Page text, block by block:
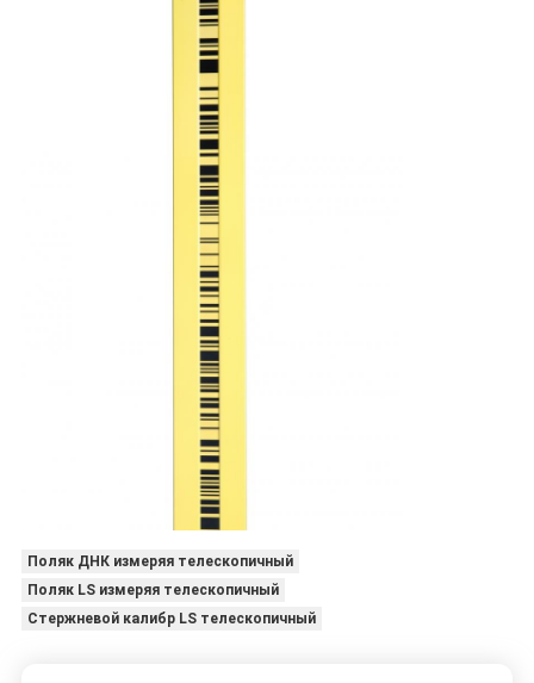
Поляк ДНК измеряя телескопичный
Поляк LS измеряя телескопичный
Стержневой калибр LS телескопичный